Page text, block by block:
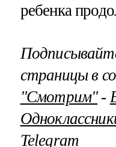
ребенка
страницы в
"Смотрим"‐
Telegram